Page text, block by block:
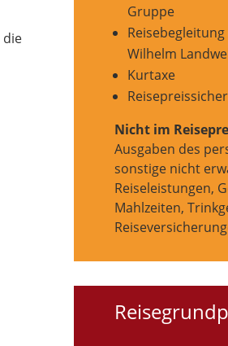
die
Gruppe
Wilhelm
Kurtaxe
Nicht im
Ausgaben des
sonstige nicht
Reiseleistungen,
Mahlzeiten,